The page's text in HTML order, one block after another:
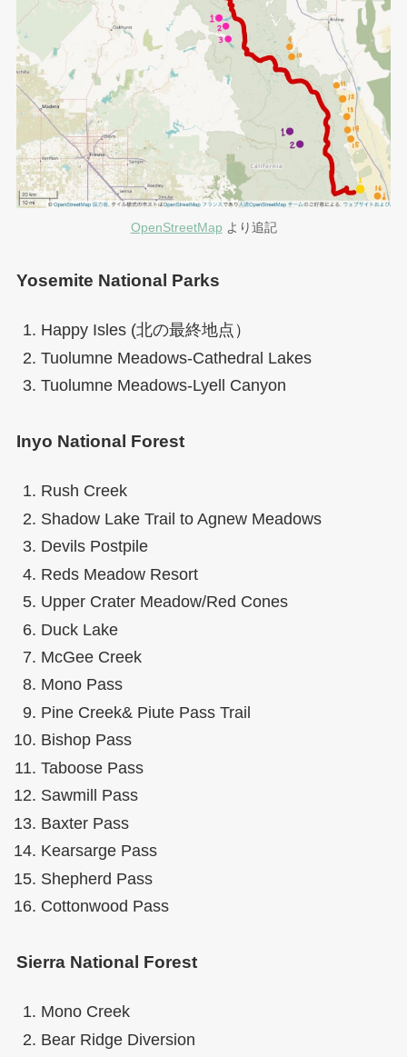
OpenStreetMap より追記
Yosemite National Parks
Happy Isles (北の最終地点）
Tuolumne Meadows-Cathedral Lakes
Tuolumne Meadows-Lyell Canyon
Inyo National Forest
Rush Creek
Shadow Lake Trail to Agnew Meadows
Devils Postpile
Reds Meadow Resort
Upper Crater Meadow/Red Cones
Duck Lake
McGee Creek
Mono Pass
Pine Creek& Piute Pass Trail
Bishop Pass
Taboose Pass
Sawmill Pass
Baxter Pass
Kearsarge Pass
Shepherd Pass
Cottonwood Pass
Sierra National Forest
Mono Creek
Bear Ridge Diversion